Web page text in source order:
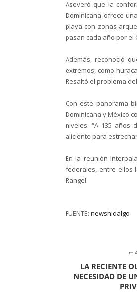
Aseveró que la
Dominicana ofrece
playa con zonas
pasan cada año por el
Además, reconoció
extremos, como
Resaltó el problema
Con este panorama
Dominicana y México
niveles. “A 135 años
aliciente para
En la reunión
federales, entre ellos
Rangel.
FUENTE: newshidalgo
LA RECIENTE
NECESIDAD DE